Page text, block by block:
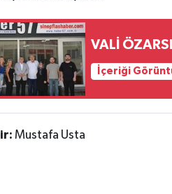
VALİ
İçeriği
Mustafa Usta